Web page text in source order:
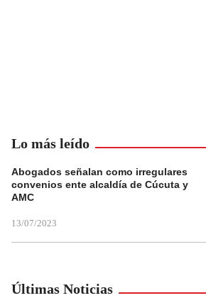
Lo más leído
Abogados señalan como irregulares
convenios ente alcaldía de Cúcuta y
AMC
13/07/2023
Últimas Noticias